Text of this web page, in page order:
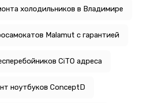
холодильников в Владимире
Malamut с гарантией
CiTO адреса
ноутбуков ConceptD